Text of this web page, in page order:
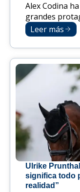
Alex Codina
grandes
Leer más
Ulrike
significa todo
realidad”